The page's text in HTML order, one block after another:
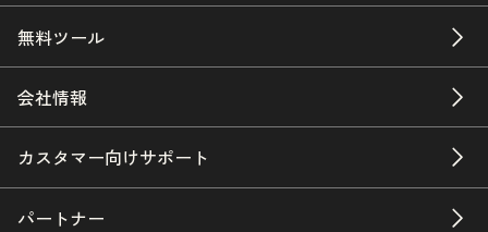
無料ツール
会社情報
カスタマー向けサポート
パートナー